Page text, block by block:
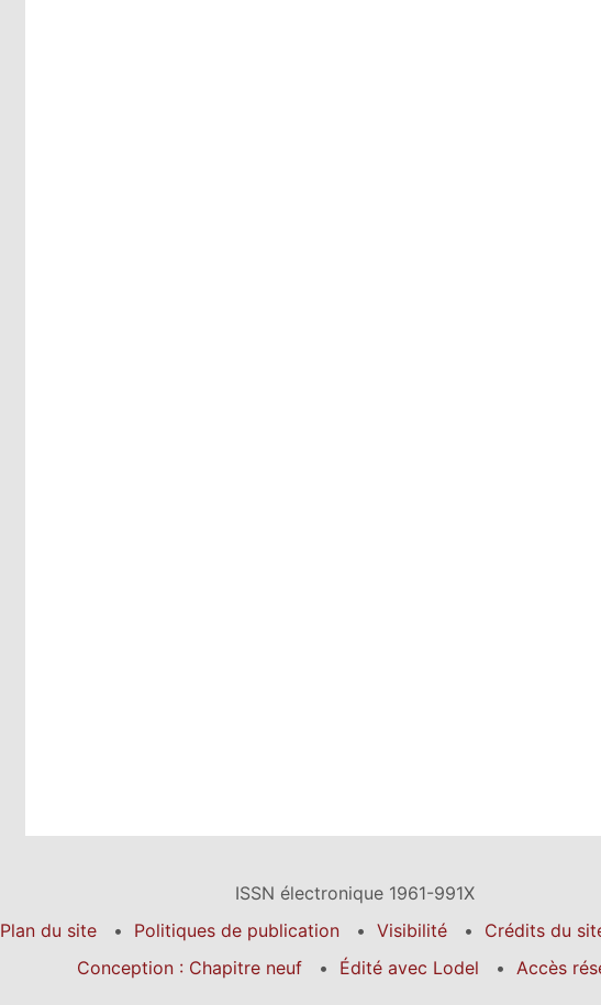
ISSN électronique 1961-991X
Plan du site
Politiques de publication Visibilité Crédits du
Conception : Chapitre neuf
Édité avec Lodel Accès